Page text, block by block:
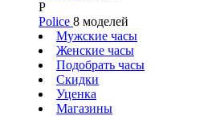
P
Police 8 моделей
Мужские часы
Женские часы
Подобрать часы
Скидки
Уценка
Магазины